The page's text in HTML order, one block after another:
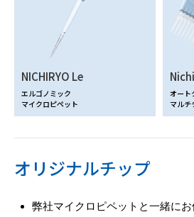
NICHIRYO Le
エルゴノミック
マイクロピペット
オート
マルチ
オリジナルチップ
弊社マイクロピペットと一緒に